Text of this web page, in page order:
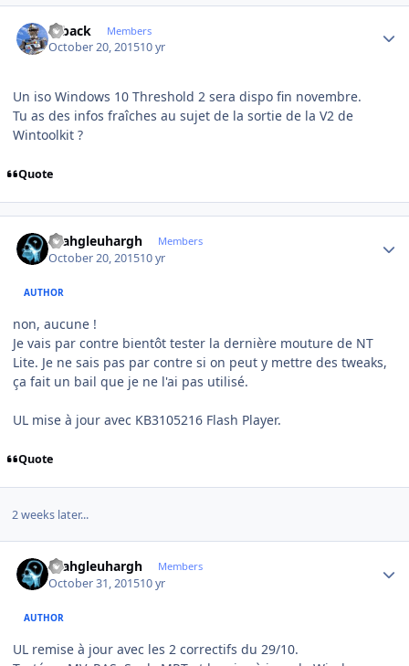
ryback Members
October 20, 201510 yr
Un iso Windows 10 Threshold 2 sera dispo fin novembre.
Tu as des infos fraîches au sujet de la sortie de la V2 de
Wintoolkit ?
Quote
rhahgleuhargh Members
October 20, 201510 yr
AUTHOR
non, aucune !
Je vais par contre bientôt tester la dernière mouture de NT
Lite. Je ne sais pas par contre si on peut y mettre des tweaks,
ça fait un bail que je ne l'ai pas utilisé.
UL mise à jour avec KB3105216 Flash Player.
Quote
2 weeks later...
rhahgleuhargh Members
October 31, 201510 yr
AUTHOR
UL remise à jour avec les 2 correctifs du 29/10.